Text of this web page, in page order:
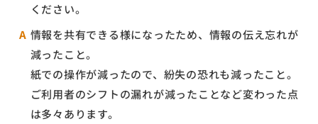
ください。
A 情報を共有できる様になったため、情報の伝え忘れが
減ったこと。
紙での操作が減ったので、紛失の恐れも減ったこと。
ご利用者のシフトの漏れが減ったことなど変わった点
は多々あります。